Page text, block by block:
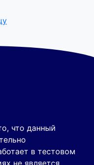
что данный
в тестовом